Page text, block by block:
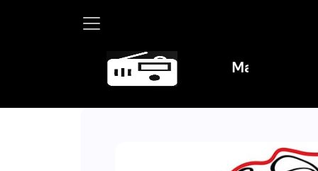
Martha Debayle en W,